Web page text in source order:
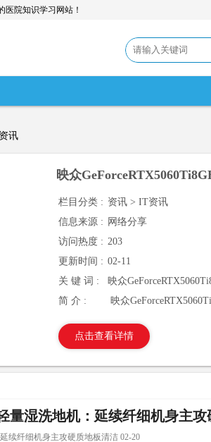
医院知识学习网站！
讯
映众
栏目分类 : 资讯 > IT资讯
信息来源 : 网络分享
访问热度 : 203
更新时间 : 02-11
关 键 词 :
映众
简 介 :
映众
点击查看详情
量湿洗地机：延续纤细机身主
续纤细机身主攻硬质地板清洁 02-20